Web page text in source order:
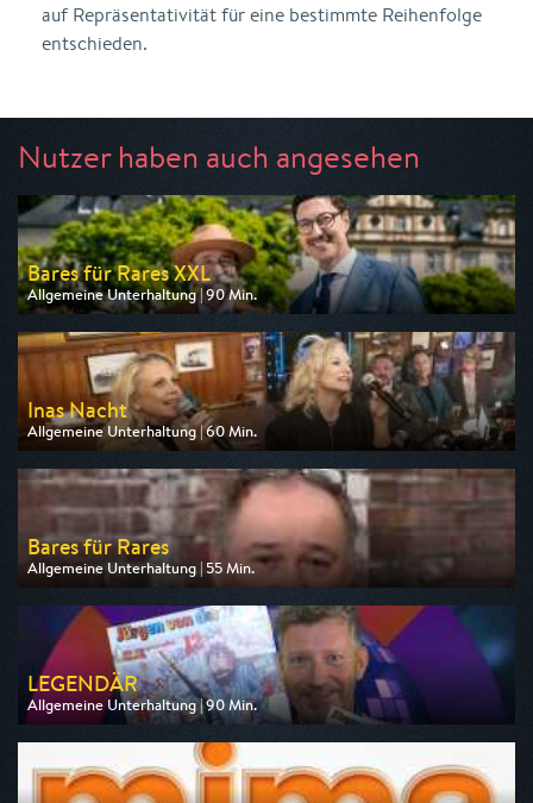
auf Repräsentativität für eine bestimmte Reihenfolge
entschieden.
Nutzer haben auch angesehen
Bares für Rares XXL
Allgemeine Unterhaltung | 90 Min.
Ausgestrahlt von ZDF
am 12.08.2026, 20:15
Inas Nacht
Allgemeine Unterhaltung | 60 Min.
Ausgestrahlt von ARD
am 08.08.2026, 23:40
Bares für Rares
Allgemeine Unterhaltung | 55 Min.
Ausgestrahlt von ZDF
am 08.08.2026, 15:15
LEGENDÄR
Allgemeine Unterhaltung | 90 Min.
Ausgestrahlt von WDR
am 08.08.2026, 20:15